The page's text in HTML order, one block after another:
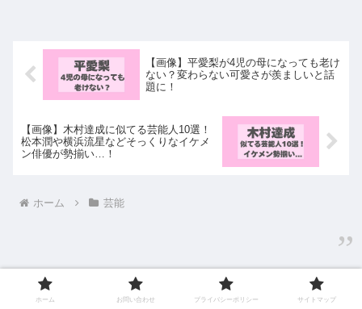
【画像】平愛梨が4児の母になっても老け
ない？変わらない可愛さが羨ましいと話
題に！
【画像】木村達成に似てる芸能人10選！
松本潤や横浜流星などそっくりなイケメ
ン俳優が勢揃い…！
ホーム 芸能
ホーム お問い合わせ プライバシーポリシー サイトマップ